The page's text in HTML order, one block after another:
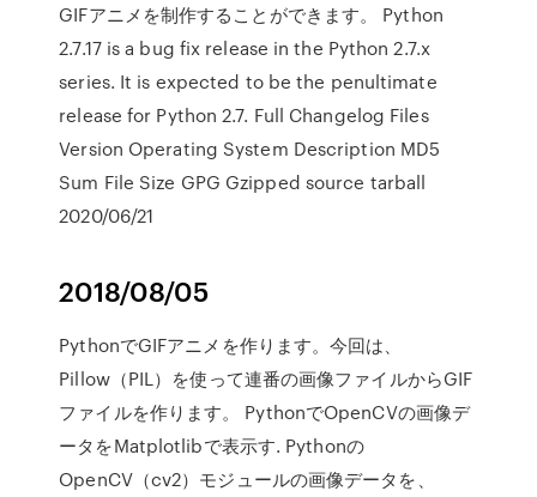
GIFアニメを制作することができます。 Python
2.7.17 is a bug fix release in the Python 2.7.x
series. It is expected to be the penultimate
release for Python 2.7. Full Changelog Files
Version Operating System Description MD5
Sum File Size GPG Gzipped source tarball
2020/06/21
2018/08/05
PythonでGIFアニメを作ります。今回は、
Pillow（PIL）を使って連番の画像ファイルからGIF
ファイルを作ります。 PythonでOpenCVの画像デ
ータをMatplotlibで表示す. Pythonの
OpenCV（cv2）モジュールの画像データを、